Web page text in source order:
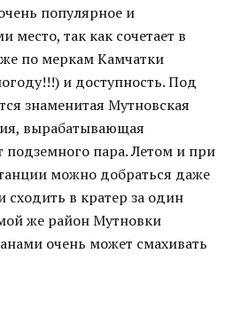
популярное и
место, так как сочетает в
по меркам Камчатки
и доступность. Под
знаменитая Мутновская
вырабатывающая
подземного пара. Летом и при
можно добраться даже
сходить в кратер за один
же район Мутновки
очень может смахивать